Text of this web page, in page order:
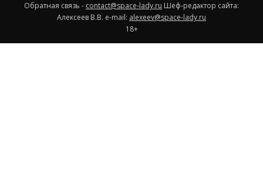
Обратная связь - contact@space-lady.ru Шеф-редактор сайта:
Алексеев В.В. e-mail: alexeev@space-lady.ru
18+